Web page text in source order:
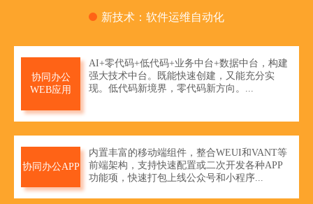
新技术：软件运维自动化
协同办公
WEB应用
AI+零代码+低代码+业务中台+数据中台，构建
强大技术中台。既能快速创建，又能充分实
现。低代码新境界，零代码新方向。...
协同办公APP
内置丰富的移动端组件，整合WEUI和VANT等
前端架构，支持快速配置或二次开发各种APP
功能项，快速打包上线公众号和小程序...